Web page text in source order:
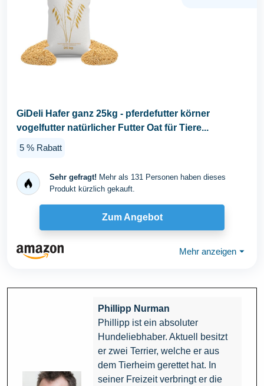
GiDeli Hafer ganz 25kg - pferdefutter körner
vogelfutter natürlicher Futter Oat für Tiere...
5 % Rabatt
Sehr gefragt! Mehr als 131 Personen haben dieses
Produkt kürzlich gekauft.
Zum Angebot
Mehr anzeigen ⏷
Phillipp Nurman
Phillipp ist ein absoluter
Hundeliebhaber. Aktuell besitzt
er zwei Terrier, welche er aus
dem Tierheim gerettet hat. In
seiner Freizeit verbringt er die